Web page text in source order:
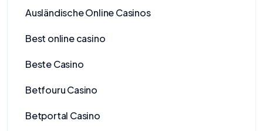
Ausländische Online Casinos
Best online casino
Beste Casino
Betfouru Casino
Betportal Casino